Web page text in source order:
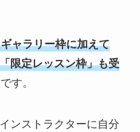
ギャラリー枠に加えて
限定レッスン枠」も受
す。
ンストラクターに自分